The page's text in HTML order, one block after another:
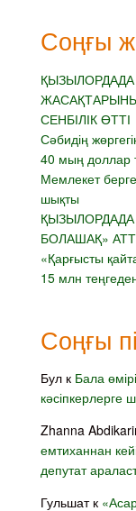
Соңғы
СЕНБІЛІК ӨТТІ
Сәбидің
40 мың доллар
Мемлекет
шықты
БОЛАШАҚ»
«Қарғысты
15 млн
Соңғы
Бул к Бала
кәсіпкерлерге
Zhanna
емтиханнан
депутат
Гульшатк